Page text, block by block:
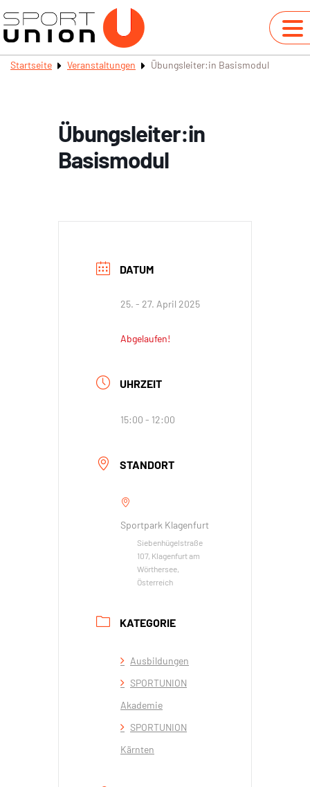
Startseite Veranstaltungen Übungsleiter:in Basismodul
Übungsleiter:in
Basismodul
DATUM
25. - 27. April 2025
Abgelaufen!
UHRZEIT
15:00 - 12:00
STANDORT
Sportpark Klagenfurt
Siebenhügelstraße
107, Klagenfurt am
Wörthersee,
Österreich
KATEGORIE
Ausbildungen
SPORTUNION
Akademie
SPORTUNION
Kärnten